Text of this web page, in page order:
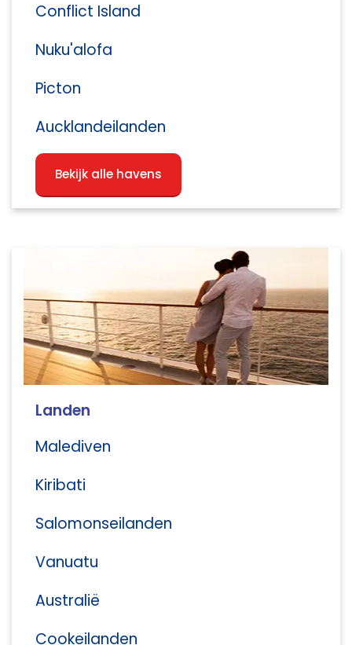
Conflict Island
Nuku'alofa
Picton
Aucklandeilanden
Bekijk alle havens
Landen
Malediven
Kiribati
Salomonseilanden
Vanuatu
Australië
Cookeilanden